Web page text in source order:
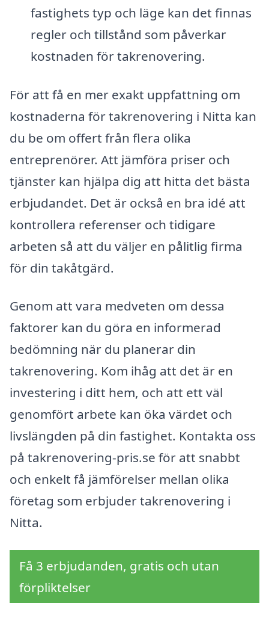
fastighets typ och läge kan det finnas
regler och tillstånd som påverkar
kostnaden för takrenovering.
För att få en mer exakt uppfattning om
kostnaderna för takrenovering i Nitta kan
du be om offert från flera olika
entreprenörer. Att jämföra priser och
tjänster kan hjälpa dig att hitta det bästa
erbjudandet. Det är också en bra idé att
kontrollera referenser och tidigare
arbeten så att du väljer en pålitlig firma
för din takåtgärd.
Genom att vara medveten om dessa
faktorer kan du göra en informerad
bedömning när du planerar din
takrenovering. Kom ihåg att det är en
investering i ditt hem, och att ett väl
genomfört arbete kan öka värdet och
livslängden på din fastighet. Kontakta oss
på takrenovering-pris.se för att snabbt
och enkelt få jämförelser mellan olika
företag som erbjuder takrenovering i
Nitta.
Få 3 erbjudanden, gratis och utan
förpliktelser